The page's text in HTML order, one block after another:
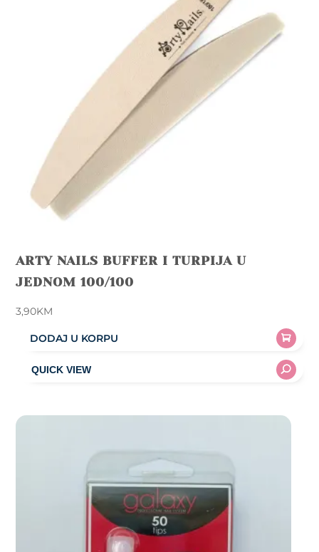
ARTY NAILS BUFFER I TURPIJA U
JEDNOM 100/100
3,90KM
DODAJ U KORPU